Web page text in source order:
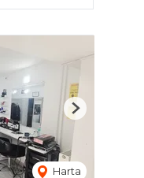
Harta
Next